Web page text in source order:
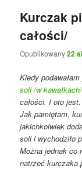
Kurczak
całości/
Opublikowany22
Kiedy
soli /w kawałkach/
całości. I oto jest.
Jak pamiętam,
jakichkolwiek
soli i wychodziło
Można jednak co
natrzeć kurczaka